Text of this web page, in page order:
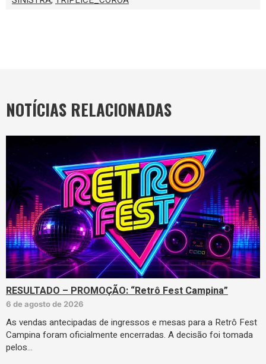
NOTÍCIAS RELACIONADAS
RESULTADO – PROMOÇÃO: “Retrô Fest Campina”
6 de agosto de 2026
As vendas antecipadas de ingressos e mesas para a Retrô Fest
Campina foram oficialmente encerradas. A decisão foi tomada
pelos…